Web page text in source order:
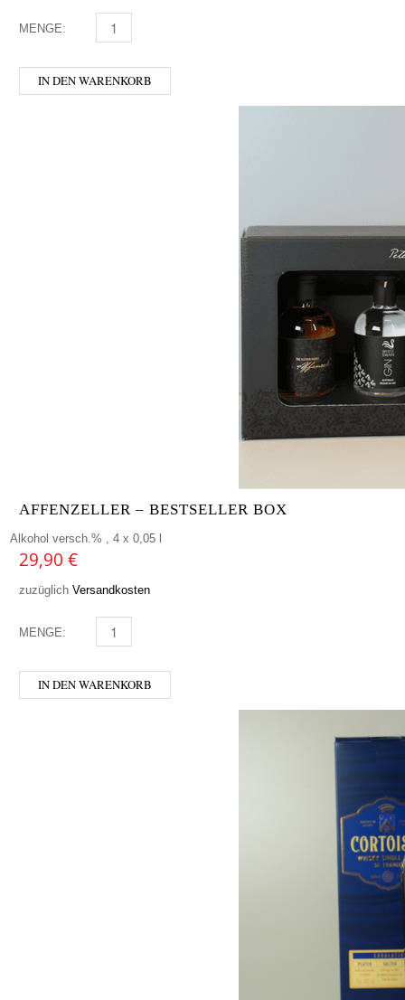
MENGE: CLASE AZUL - PLATA MENGE
IN DEN WARENKORB
AFFENZELLER – BESTSELLER BOX
Alkohol versch.% , 4 x 0,05 l
29,90 €
zuzüglich Versandkosten
MENGE: AFFENZELLER - BESTSELLER BOX MENGE
IN DEN WARENKORB